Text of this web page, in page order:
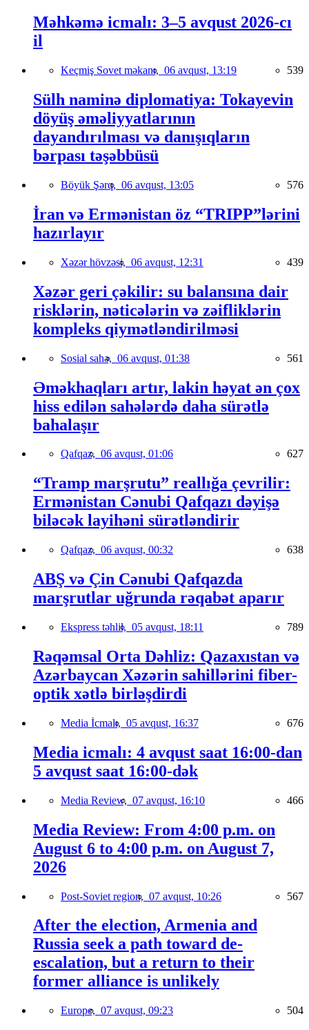
Məhkəmə icmalı: 3–5 avqust 2026-cı
il
Keçmiş Sovet məkanı, 06 avqust, 13:19 539
Sülh naminə diplomatiya: Tokayevin
döyüş əməliyyatlarının
dayandırılması və danışıqların
bərpası təşəbbüsü
Böyük Şərq, 06 avqust, 13:05 576
İran və Ermənistan öz “TRIPP”lərini
hazırlayır
Xəzər hövzəsi, 06 avqust, 12:31 439
Xəzər geri çəkilir: su balansına dair
risklərin, nəticələrin və zəifliklərin
kompleks qiymətləndirilməsi
Sosial sahə, 06 avqust, 01:38 561
Əməkhaqları artır, lakin həyat ən çox
hiss edilən sahələrdə daha sürətlə
bahalaşır
Qafqaz, 06 avqust, 01:06 627
“Tramp marşrutu” reallığa çevrilir:
Ermənistan Cənubi Qafqazı dəyişə
biləcək layihəni sürətləndirir
Qafqaz, 06 avqust, 00:32 638
ABŞ və Çin Cənubi Qafqazda
marşrutlar uğrunda rəqabət aparır
Ekspress təhlil, 05 avqust, 18:11 789
Rəqəmsal Orta Dəhliz: Qazaxıstan və
Azərbaycan Xəzərin sahillərini fiber-
optik xətlə birləşdirdi
Media İcmalı, 05 avqust, 16:37 676
Media icmalı: 4 avqust saat 16:00-dan
5 avqust saat 16:00-dək
Media Review, 07 avqust, 16:10 466
Media Review: From 4:00 p.m. on
August 6 to 4:00 p.m. on August 7,
2026
Post-Soviet region, 07 avqust, 10:26 567
After the election, Armenia and
Russia seek a path toward de-
escalation, but a return to their
former alliance is unlikely
Europe, 07 avqust, 09:23 504